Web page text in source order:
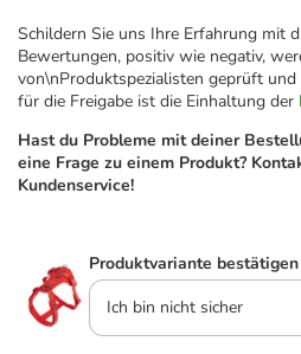
Schildern Sie uns Ihre Erfahrung mit
Bewertungen, positiv wie negativ,
von\nProduktspezialisten geprüft
für die Freigabe ist die Einhaltung der
Hast du Probleme mit deiner
eine Frage zu einem Produkt?
Kundenservice!
Produktvariante bestätigen
Ich bin nicht sicher